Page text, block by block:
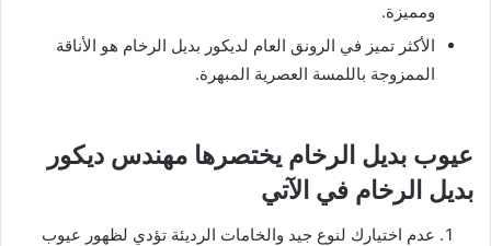
ومميزة.
الأكثر تميز في الرونق العام لديكور بديل الرخام هو الأناقة
الممزوجة باللمسة العصرية المبهرة.
عيوب بديل الرخام يختصرها مهندس ديكور
بديل الرخام في الآتي
عدم اختيارك لنوع جيد والخامات الرديئة تؤدي لظهور عيوب